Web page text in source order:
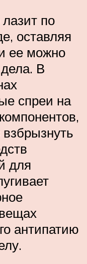
по
оставляя
ее можно
дела. В
спреи на
для
антипатию